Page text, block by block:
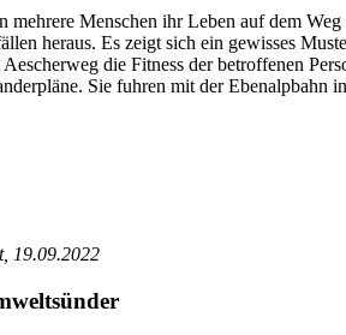
mehrere Menschen ihr Leben auf dem
heraus. Es zeigt sich ein gewisses
die Fitness der betroffenen
Sie fuhren mit der
19.09.2022